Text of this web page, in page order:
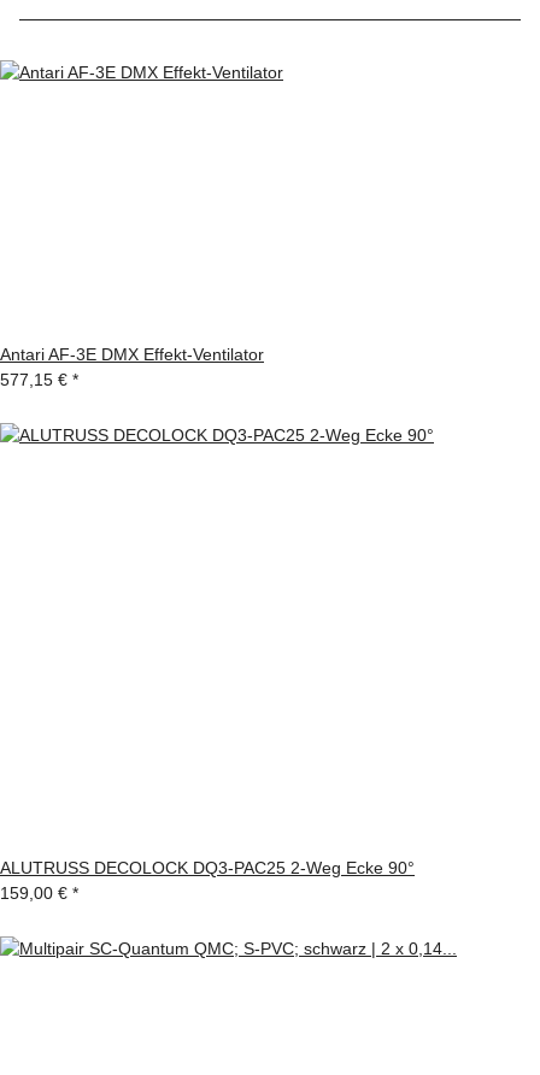
Antari AF-3E DMX Effekt-Ventilator
577,15 € *
ALUTRUSS DECOLOCK DQ3-PAC25 2-Weg Ecke 90°
159,00 € *